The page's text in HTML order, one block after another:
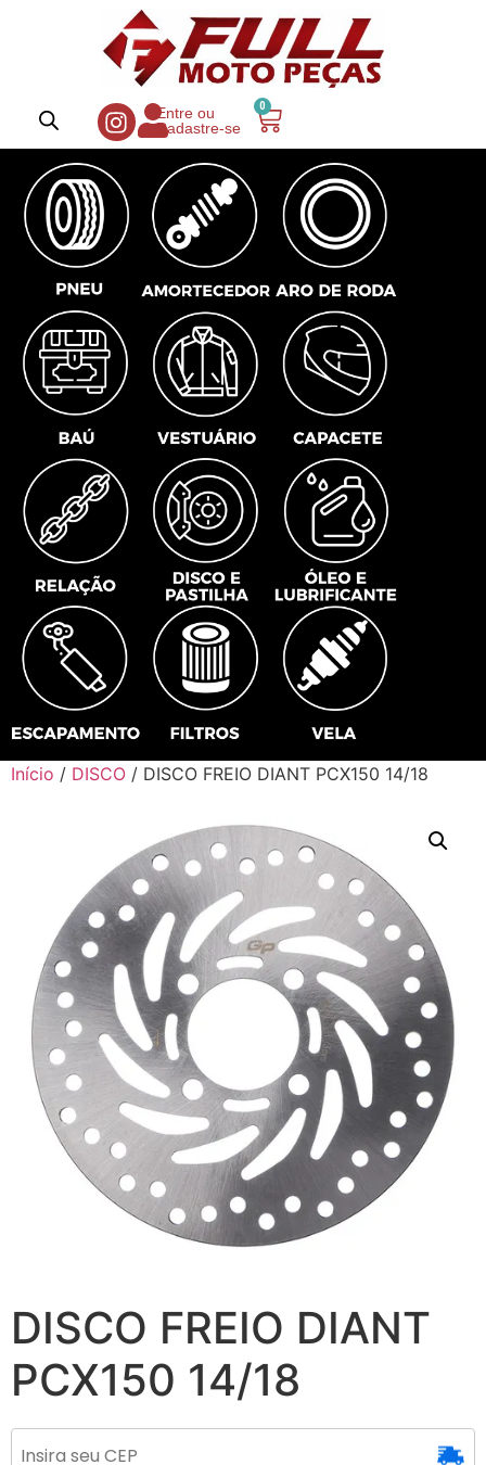
Entre ou
Cadastre-se
0
Início / DISCO / DISCO FREIO DIANT PCX150 14/18
DISCO FREIO DIANT
PCX150 14/18